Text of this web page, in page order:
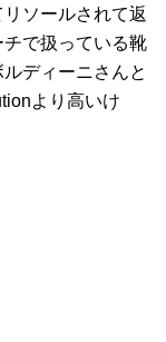
ソールされて返
で扱っている靴
ディーニさんと
より高いけ